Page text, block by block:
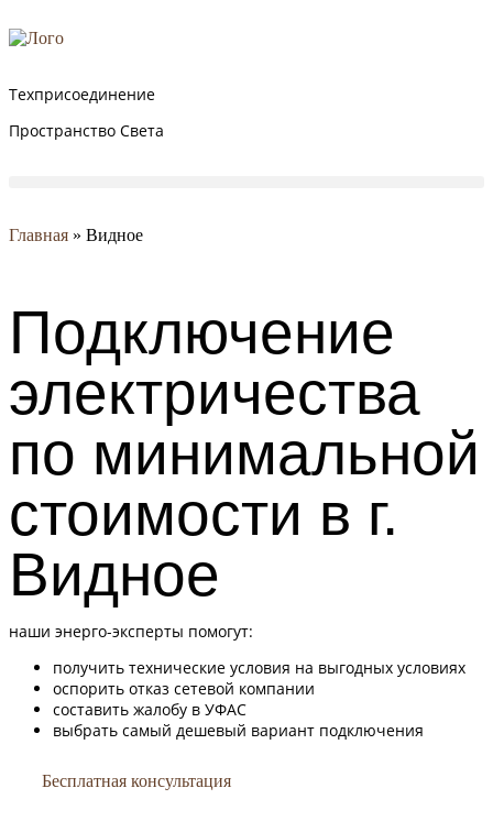
Техприсоединение
Пространство Света
Главная » Видное
Подключение
электричества
по минимальной
стоимости в г.
Видное
наши энерго-эксперты помогут:
получить технические условия на выгодных условиях
оспорить отказ сетевой компании
составить жалобу в УФАС
выбрать самый дешевый вариант подключения
Бесплатная консультация